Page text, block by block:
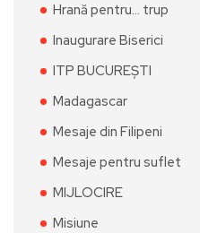
Hrană pentru… trup
Inaugurare Biserici
ITP BUCUREȘTI
Madagascar
Mesaje din Filipeni
Mesaje pentru suflet
MIJLOCIRE
Misiune